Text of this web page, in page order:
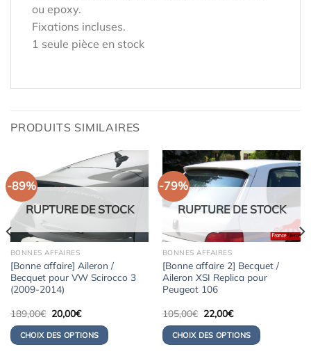
ou epoxy.
Fixations incluses.
1 seule pièce en stock
PRODUITS SIMILAIRES
-89%
RUPTURE DE STOCK
BONNES AFFAIRES
[Bonne affaire] Aileron /
Becquet pour VW Scirocco 3
(2009-2014)
189,00€ Le
prix
initial
était :
189,00€.
20,00€Le
actuel
est :
20,00€.
CHOIX DES OPTIONS
-79%
RUPTURE DE STOCK
BONNES AFFAIRES
[Bonne affaire 2] Becquet /
Aileron XSI Replica pour
Peugeot 106
105,00€ Le
prix
initial
était :
105,00€.
22,00€Le
actuel
est :
22,00€.
CHOIX DES OPTIONS